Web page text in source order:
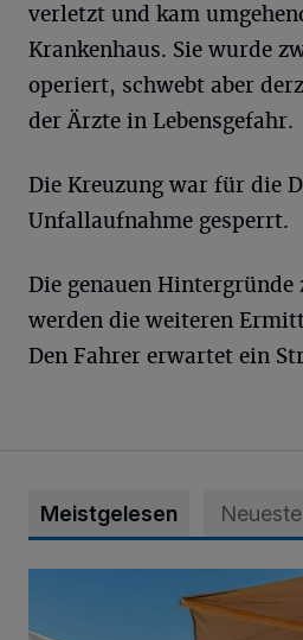
verletzt und kam
Krankenhaus. Sie wurde
operiert, schwebt aber
der Ärzte in Lebensgefahr.
Die Kreuzung war für die
Unfallaufnahme gesperrt.
Die genauen
werden die weiteren
Den Fahrer erwartet ein
Meistgelesen
Die „Rhine Side“ geht in die